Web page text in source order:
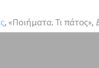
, «Ποιήματα. Τι πάτος»,